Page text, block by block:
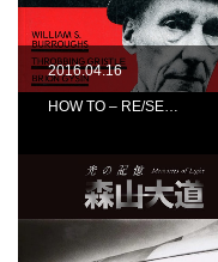
2016.04.16
HOW TO – RE/SE…